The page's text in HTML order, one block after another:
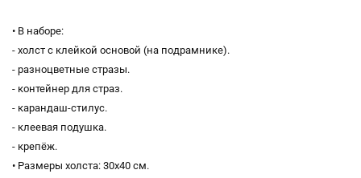
• В наборе:
- холст с клейкой основой (на подрамнике).
- разноцветные стразы.
- контейнер для страз.
- карандаш-стилус.
- клеевая подушка.
- крепёж.
• Размеры холста: 30х40 см.